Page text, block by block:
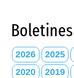
Boletines
2026 2025
2020
2019